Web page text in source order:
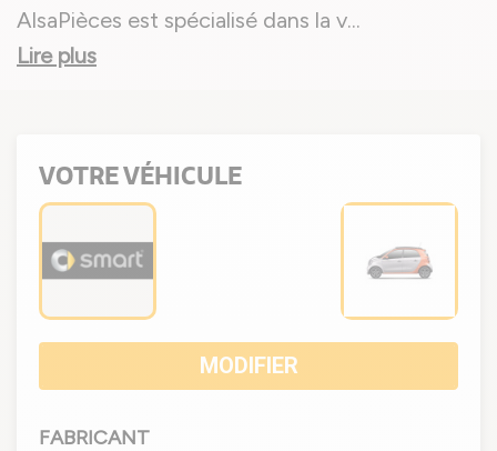
AlsaPièces est spécialisé dans la v...
Lire plus
VOTRE VÉHICULE
MODIFIER
FABRICANT